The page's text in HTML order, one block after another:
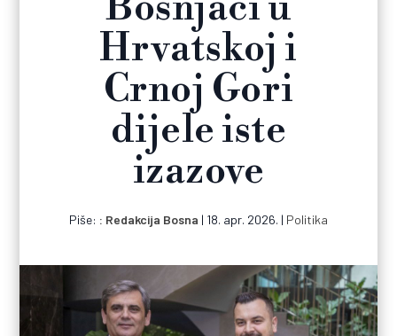
Hrvatskoj i
Crnoj Gori
dijele iste
izazove
Piše: Redakcija Bosna | 18. apr. 2026. | Politika